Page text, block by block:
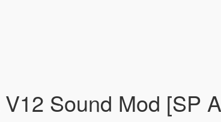
Sound Mod [SP